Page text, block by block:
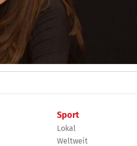
Sport
Lokal
Weltweit